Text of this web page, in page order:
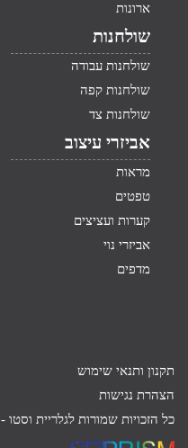
ארונות
שולחנות
שולחנות עבודה
שולחנות קפה
שולחנות צד
אביזרי עיצוב
מראות
טפטים
קערות ועציצים
אביזרי נוי
מדפים
תקנון ותנאי שימוש
הצהרת נגישות
כל הזכויות שמורות לגלריית וסטו -